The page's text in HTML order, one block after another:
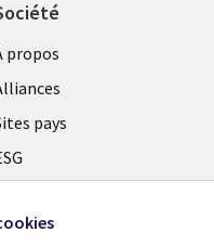
propos
pays